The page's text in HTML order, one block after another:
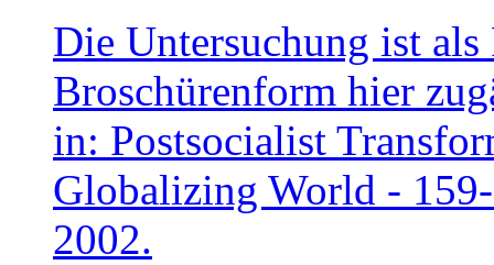
Die Untersuchung ist
Broschürenform hier
in: Postsocialist
Globalizing World -
2002.